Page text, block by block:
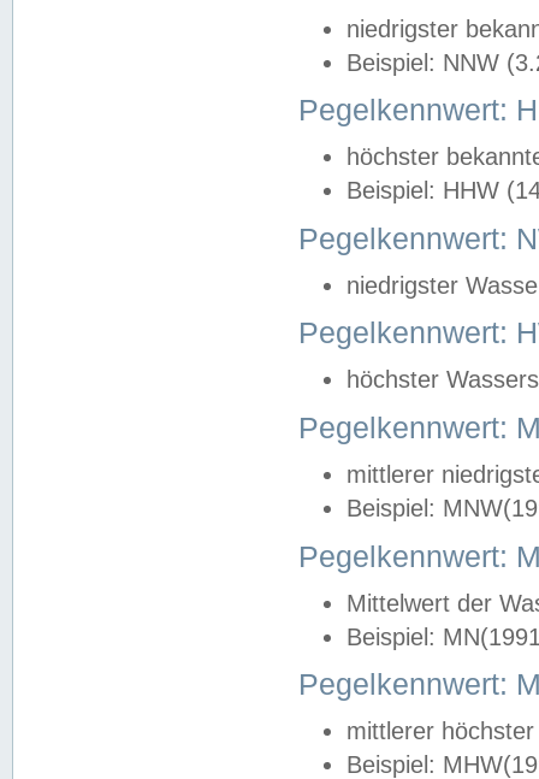
niedrigster
Beispiel: NNW
Pegelkennwert:
höchster
Beispiel: HHW
Pegelkennwert:
niedrigster
Pegelkennwert:
höchster
Pegelkennwert:
mittlerer
Beispiel:
Pegelkennwert:
Mittelwert der
Beispiel:
Pegelkennwert:
mittlerer
Beispiel: